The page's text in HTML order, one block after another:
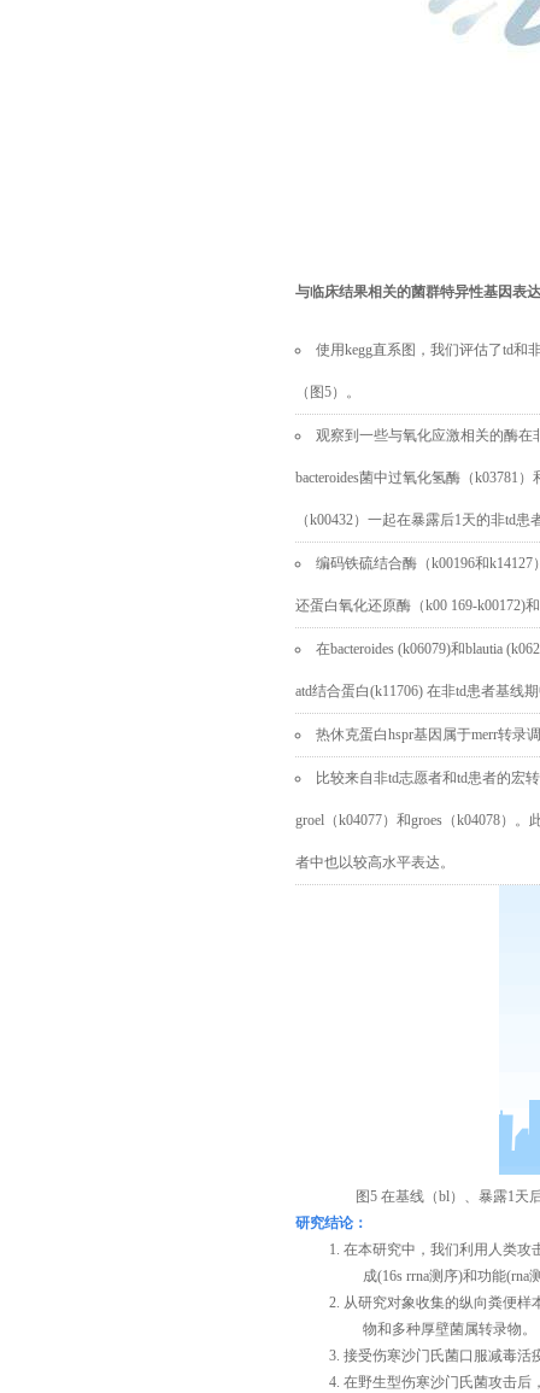
与临床结果相关的菌群特异性基因表达
使用kegg直系图，我们评估了td和
（图5）。
观察到一些与氧化应激相关的酶在
bacteroides菌中过氧化氢酶（k03781 ）
（k00432）一起在暴露后1天的非td患
编码铁硫结合酶（k00196和k14127
还蛋白氧化还原酶（k00 169-k00172)和
在bacteroides (k06079)和blautia
atd结合蛋白(k11706) 在非td患者基线
热休克蛋白hspr基因属于merr转录
比较来自非td志愿者和td患者的宏
groel （k04077）和groes （k04078）。
者中也以较高水平表达。
图5 在基线（bl）、暴露1天
研究结论：
1. 在本研究中，我们利用人类攻
成(16s rrna测序)和功能(rna
2. 从研究对象收集的纵向粪便
物和多种厚壁菌属转录物。
3. 接受伤寒沙门氏菌口服减毒活
4. 在野生型伤寒沙门氏菌攻击后